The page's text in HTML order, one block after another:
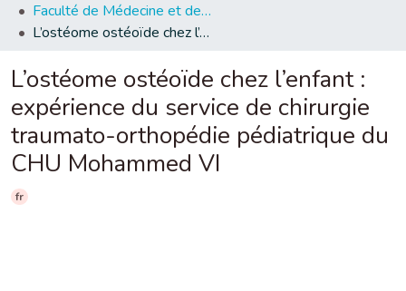
Faculté de Médecine et de Pharmacie - Marrakech
L’ostéome ostéoïde chez l’enfant : expérience du service de chirurgie traumato-orthopédie pédiatrique du CHU Mohammed VI
L’ostéome ostéoïde chez l’enfant :
expérience du service de chirurgie
traumato-orthopédie pédiatrique du
CHU Mohammed VI
fr